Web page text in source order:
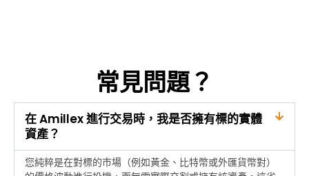
常見問題？
在 Amillex 進行交易時，我是否擁有標的實體
資產？
您純粹是在對標的市場（例如黃金、比特幣或外匯貨幣對）